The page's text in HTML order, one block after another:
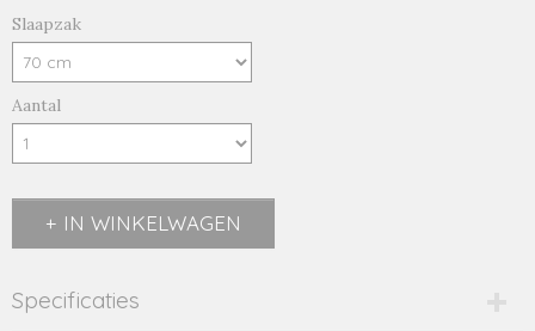
Slaapzak
Aantal
IN WINKELWAGEN
Specificaties